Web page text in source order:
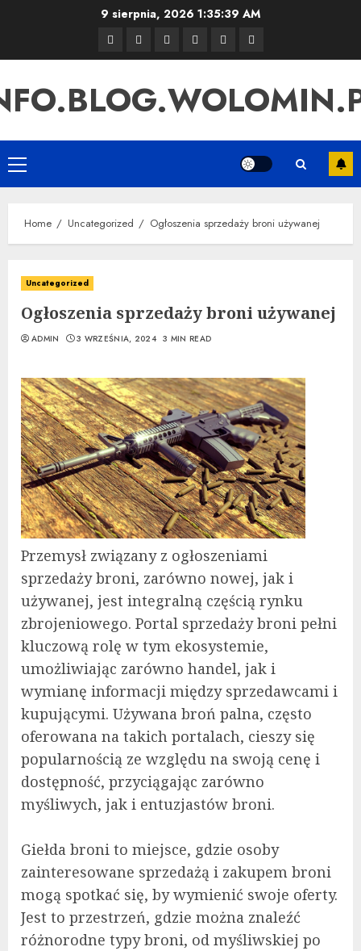
9 sierpnia, 2026 1:35:40 AM
Strona
główna
Sample
Page
Uncategorized
Instagram
Linki
SEO
Pozycjonowanie
Primary
Menu
Home Uncategorized Ogłoszenia sprzedaży broni używanej
Uncategorized
Ogłoszenia sprzedaży broni używanej
ADMIN 3 WRZEŚNIA, 2024 3 MIN READ
Przemysł związany z ogłoszeniami
sprzedaży broni, zarówno nowej, jak i
używanej, jest integralną częścią rynku
zbrojeniowego. Portal sprzedaży broni pełni
kluczową rolę w tym ekosystemie,
umożliwiając zarówno handel, jak i
wymianę informacji między sprzedawcami i
kupującymi. Używana broń palna, często
oferowana na takich portalach, cieszy się
popularnością ze względu na swoją cenę i
dostępność, przyciągając zarówno
myśliwych, jak i entuzjastów broni.
Giełda broni to miejsce, gdzie osoby
zainteresowane sprzedażą i zakupem broni
mogą spotkać się, by wymienić swoje oferty.
Jest to przestrzeń, gdzie można znaleźć
różnorodne typy broni, od myśliwskiej po